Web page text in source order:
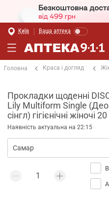
Київ Ваша аптека
Головна Краса і догляд
Прокладки щоденні
Lily Multiform Single (Део
сінгл) гігієнічні жіночі
Наявність актуальна на 22:15